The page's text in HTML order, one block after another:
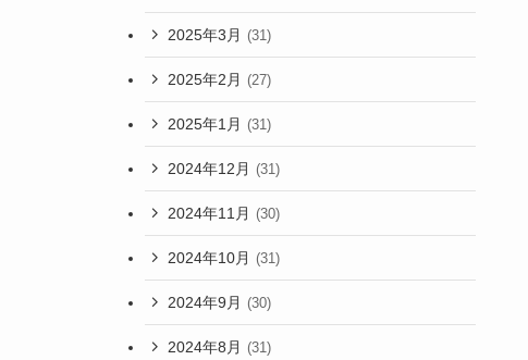
2025年3月 (31)
2025年2月 (27)
2025年1月 (31)
2024年12月 (31)
2024年11月 (30)
2024年10月 (31)
2024年9月 (30)
2024年8月 (31)